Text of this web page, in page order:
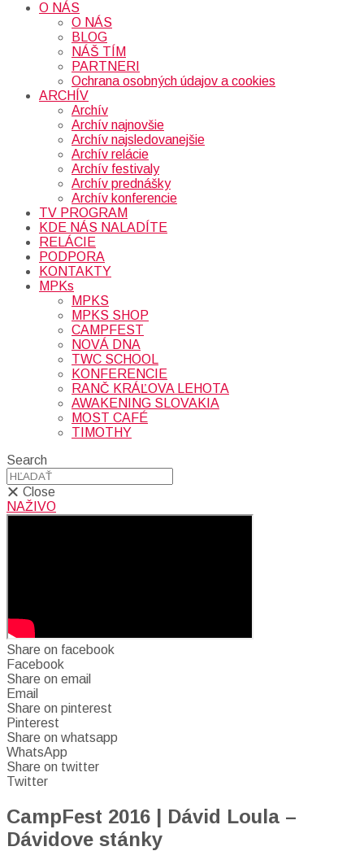
O NÁS
O NÁS
BLOG
NÁŠ TÍM
PARTNERI
Ochrana osobných údajov a cookies
ARCHÍV
Archív
Archív najnovšie
Archív najsledovanejšie
Archív relácie
Archív festivaly
Archív prednášky
Archív konferencie
TV PROGRAM
KDE NÁS NALADÍTE
RELÁCIE
PODPORA
KONTAKTY
MPKs
MPKS
MPKS SHOP
CAMPFEST
NOVÁ DNA
TWC SCHOOL
KONFERENCIE
RANČ KRÁĽOVA LEHOTA
AWAKENING SLOVAKIA
MOST CAFÉ
TIMOTHY
Search
Close
NAŽIVO
Share on facebook
Facebook
Share on email
Email
Share on pinterest
Pinterest
Share on whatsapp
WhatsApp
Share on twitter
Twitter
CampFest 2016 | Dávid Loula –
Dávidove stánky